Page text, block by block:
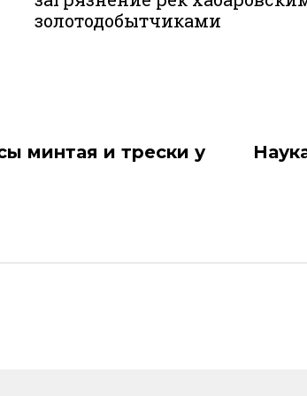
золотодобытчиками
минтая и трески у